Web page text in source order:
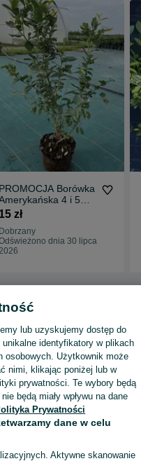
PROMOCJA Borówka
4 i 5
letnie sadzonki
15 zł
Dobrzany
dnia 30 lipca
Produkty rolne -
Wyświetlenia:
Wyślij wiadomość
lub uzyskujemy dostęp do
identyfikatory w plikach
osobowych. Użytkownik może
nimi, klikając poniżej lub w
prywatności. Te wybory będą
będą miały wpływu na dane
Prywatności
dane w celu
Aktywne skanowanie